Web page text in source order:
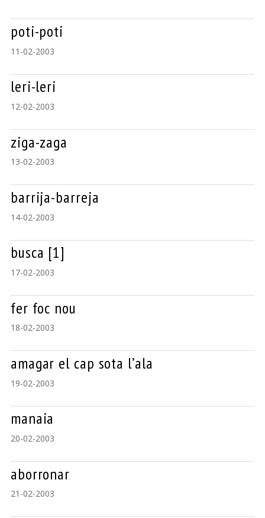
poti-poti
11-02-2003
leri-leri
12-02-2003
ziga-zaga
13-02-2003
barrija-barreja
14-02-2003
busca [1]
17-02-2003
fer foc nou
18-02-2003
amagar el cap sota l’ala
19-02-2003
manaia
20-02-2003
aborronar
21-02-2003